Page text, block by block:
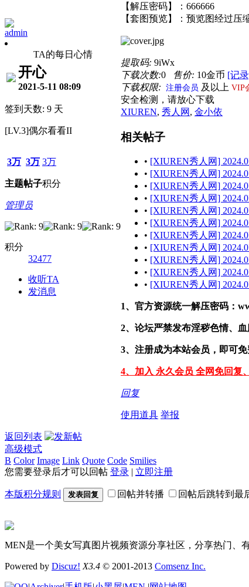
admin
TA的每日心情
开心
2021-5-11 08:09
签到天数: 9 天
[LV.3]偶尔看看II
3万
主题
3万
帖子
3万
积分
管理员
积分
32477
收听TA
发消息
【解压密码】：666666
【套图预览】：预览图经过压
提取码: 9iWx
下载次数:0 售价: 10金币 [记
下载权限: 注册会员 及以上 VIP
安全检测，请放心下载
XIUREN, 秀人网 , 金小依
相关帖子
• [XIUREN秀人网]
• [XIUREN秀人网]
• [XIUREN秀人网]
• [XIUREN秀人网]
• [XIUREN秀人网]
• [XIUREN秀人网]
• [XIUREN秀人网]
• [XIUREN秀人网]
• [XIUREN秀人网]
• [XIUREN秀人网]
• [XIUREN秀人网]
1、官方资源统一解压密码：
2、论坛严禁发布淫秽色情、
3、注册成为本站会员，即可
4、加入 永久会员 全网免回复
回复
使用道具 举报
返回列表
高级模式
B Color Image Link Quote Code Smilies
您需要登录后才可以回帖 登录 | 立即注册
本版积分规则 发表回复 回帖并转播 回帖后跳转到最
MEN是一个美女写真图片视频资源分享社区，分享热门、
Powered by Discuz! X3.4 © 2001-2013 Comsenz Inc.